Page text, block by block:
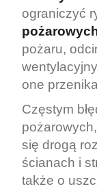
ograniczyć
pożaru,
one
Częstym
się drogą
ścianach i
także o